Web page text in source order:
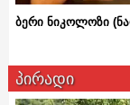
ბერი ნიკოლოზი
პირადი